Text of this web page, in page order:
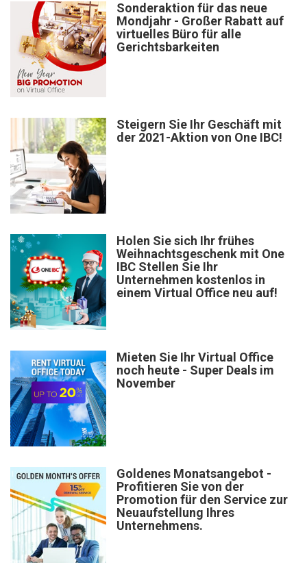
Sonderaktion für das neue
Mondjahr - Großer Rabatt auf
virtuelles Büro für alle
Gerichtsbarkeiten
Steigern Sie Ihr Geschäft mit
der 2021-Aktion von One IBC!
Holen Sie sich Ihr frühes
Weihnachtsgeschenk mit One
IBC Stellen Sie Ihr
Unternehmen kostenlos in
einem Virtual Office neu auf!
Mieten Sie Ihr Virtual Office
noch heute - Super Deals im
November
Goldenes Monatsangebot -
Profitieren Sie von der
Promotion für den Service zur
Neuaufstellung Ihres
Unternehmens.